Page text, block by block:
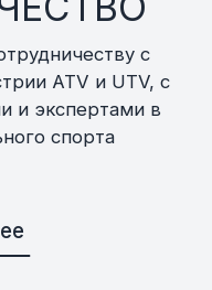
с
ATV и UTV, с
и экспертами в
спорта